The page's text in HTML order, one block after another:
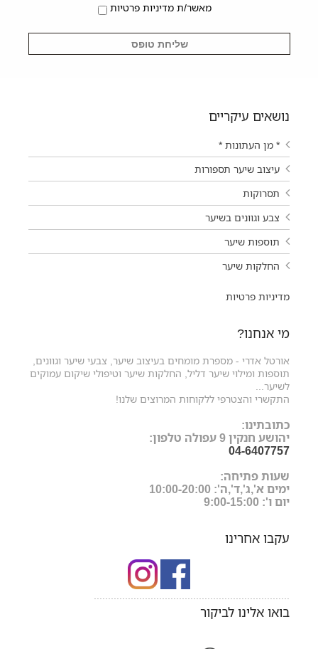
מאשר/ת מדיניות פרטיות
נושאים עיקריים
* מן העתונות *
עיצוב שיער תספורות
תסרוקות
צבע וגוונים בשיער
תוספות שיער
החלקות שיער
מדיניות פרטיות
מי אנחנו?
אורטל אדרי - מספרת מומחים בעיצוב שיער, צבעי שיער וגוונים,
תוספות ומילוי שיער דליל, החלקות שיער וטיפולי שיקום עמוקים
לשיער...
התקשרי והצטרפי ללקוחות המרוצים שלנו!
כתובתינו:
יהושע חנקין 9 עפולה טלפון:
04-6407757
שעות פתיחה:
ימים א',ג',ד',ה': 10:00-20:00
יום ו': 9:00-15:00
עקבו אחרינו
.....................................................................
בואו אלינו לביקור